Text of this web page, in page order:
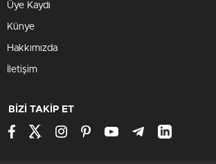
Üye Kaydı
Künye
Hakkımızda
İletişim
BİZİ TAKİP ET